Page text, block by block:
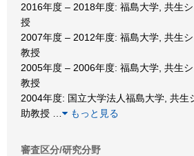
2016年度 – 2018年度: 福島大学, 共生
授
2007年度 – 2012年度: 福島大学, 共生
教授
2005年度 – 2006年度: 福島大学, 共生
教授
2004年度: 国立大学法人福島大学, 共生
助教授
もっと見る
審査区分/研究分野